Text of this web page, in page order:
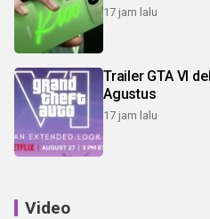
17 jam lalu
Trailer GTA VI
Agustus
17 jam lalu
Video